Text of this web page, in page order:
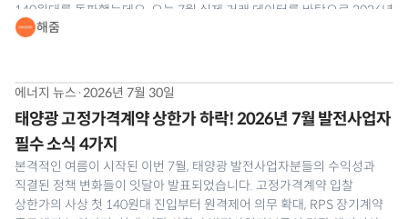
140원대를 돌파했는데요. 오늘 7월 실제 거래 데이터를 바탕으로 2026년
7월 태양광 SMP 및 REC 현물시장 동향을 해줌이 정밀 분석해
해줌
에너지 뉴스 ·2026년 7월 30일
태양광 고정가격계약 상한가 하락! 2026년 7월 발전사업자
필수 소식 4가지
본격적인 여름이 시작된 이번 7월, 태양광 발전사업자분들의 수익성과
직결된 정책 변화들이 잇달아 발표되었습니다. 고정가격계약 입찰
상한가의 사상 첫 140원대 진입부터 원격제어 의무 확대, RPS 장기계약